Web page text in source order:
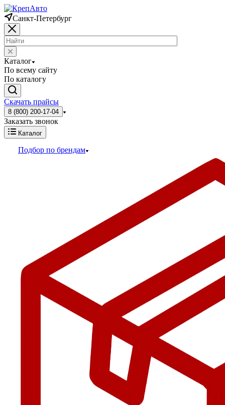
Санкт-Петербург
Каталог
По всему сайту
По каталогу
Скачать прайсы
8 (800) 200-17-04
Заказать звонок
Каталог
Подбор по брендам